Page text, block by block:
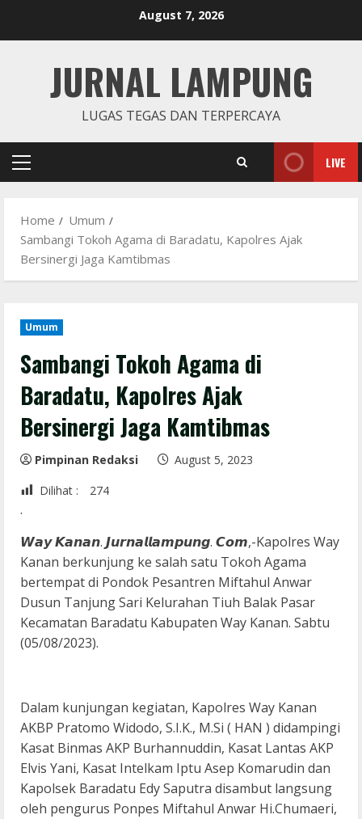
August 7, 2026
JURNAL LAMPUNG
LUGAS TEGAS DAN TERPERCAYA
Primary
LIVE
Home
Umum
Sambangi Tokoh Agama di Baradatu, Kapolres Ajak
Bersinergi Jaga Kamtibmas
Umum
Sambangi Tokoh Agama di
Baradatu, Kapolres Ajak
Bersinergi Jaga Kamtibmas
Pimpinan Redaksi
August 5, 2023
Dilihat :
274
.
𝙒𝙖𝙮 𝙆𝙖𝙣𝙖𝙣. 𝙅𝙪𝙧𝙣𝙖𝙡𝙡𝙖𝙢𝙥𝙪𝙣𝙜. 𝘾𝙤𝙢,-Kapolres Way
Kanan berkunjung ke salah satu Tokoh Agama
bertempat di Pondok Pesantren Miftahul Anwar
Dusun Tanjung Sari Kelurahan Tiuh Balak Pasar
Kecamatan Baradatu Kabupaten Way Kanan. Sabtu
(05/08/2023).
Dalam kunjungan kegiatan, Kapolres Way Kanan
AKBP Pratomo Widodo, S.I.K., M.Si ( HAN ) didampingi
Kasat Binmas AKP Burhannuddin, Kasat Lantas AKP
Elvis Yani, Kasat Intelkam Iptu Asep Komarudin dan
Kapolsek Baradatu Edy Saputra disambut langsung
oleh pengurus Ponpes Miftahul Anwar Hi.Chumaeri,